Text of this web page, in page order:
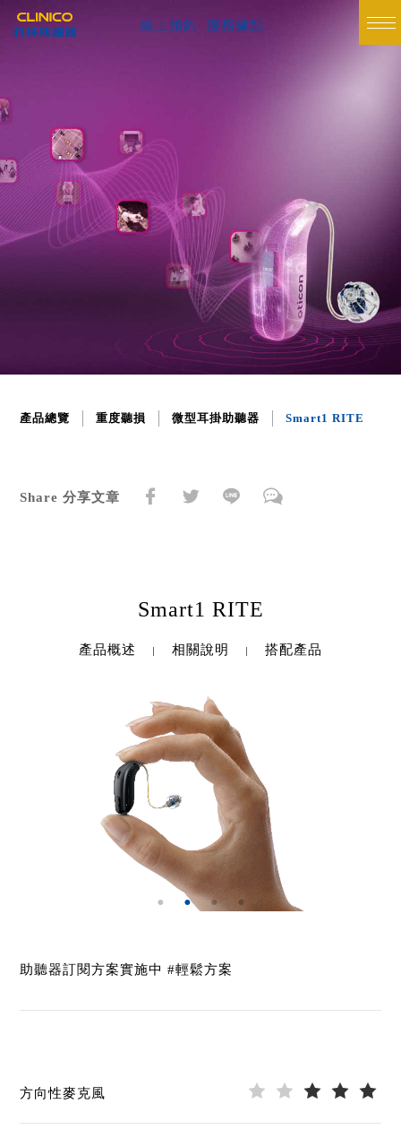
線上預約 服務據點
產品總覽 重度聽損 微型耳掛助聽器 Smart1 RITE
Share 分享文章
Smart1 RITE
產品概述 相關說明 搭配產品
助聽器訂閱方案實施中 #輕鬆方案
方向性麥克風